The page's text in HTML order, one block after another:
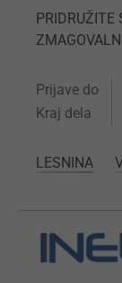
PRIDRUŽITE
Prijave do
Kraj dela
LESNINA